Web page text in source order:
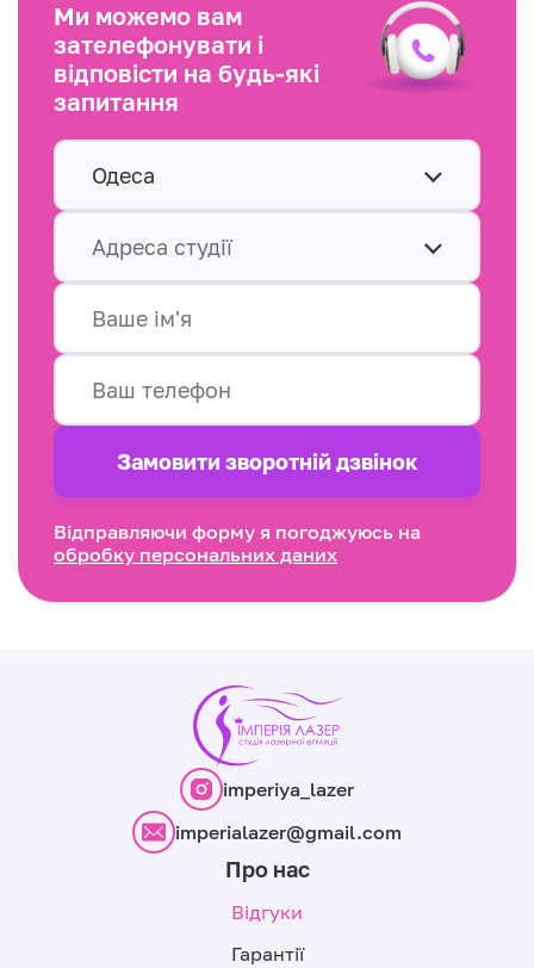
Ми можемо вам
зателефонувати і
відповісти на будь-які
запитання
Одеса
Адреса студії
Замовити зворотнiй дзвінок
Відправляючи форму я погоджуюсь на
обробку персональних даних
imperiya_lazer
imperialazer@gmail.com
Про нас
Відгуки
Гарантії